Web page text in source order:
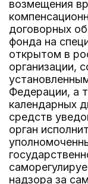
возмещения
договорных
фонда на
открытом в
организации,
Федерации, а
календарных
средств
орган
надзора за